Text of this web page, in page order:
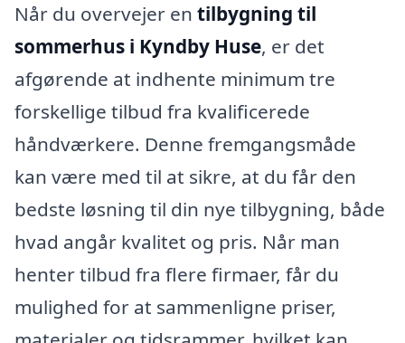
Når du overvejer en tilbygning til
sommerhus i Kyndby Huse, er det
afgørende at indhente minimum tre
forskellige tilbud fra kvalificerede
håndværkere. Denne fremgangsmåde
kan være med til at sikre, at du får den
bedste løsning til din nye tilbygning, både
hvad angår kvalitet og pris. Når man
henter tilbud fra flere firmaer, får du
mulighed for at sammenligne priser,